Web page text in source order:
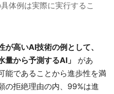
体例は実際に実行するこ
高いAI技術の例として、
量から予測するAI」
があ
能であることから進歩性を満
の拒絶理由の内、99%は進